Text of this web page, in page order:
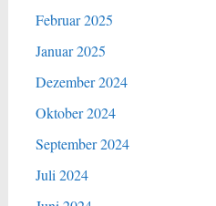
Februar 2025
Januar 2025
Dezember 2024
Oktober 2024
September 2024
Juli 2024